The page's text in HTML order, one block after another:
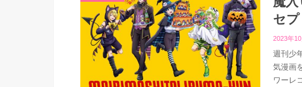
セ
2023年
週刊少
気漫画
ワーレ